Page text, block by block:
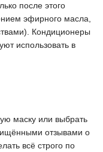
после этого
эфирного масла,
Кондиционеры
использовать в
маску или выбрать
отзывами о
всё строго по